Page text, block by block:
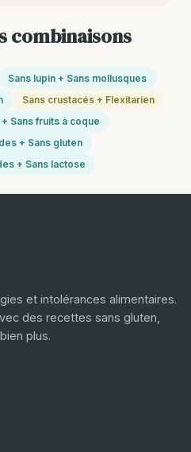
combinaisons
Sans lupin + Sans mollusques
Sans crustacés + Flexitarien
Sans fruits à coque
+ Sans gluten
+ Sans lactose
et intolérances alimentaires.
des recettes sans gluten,
plus.